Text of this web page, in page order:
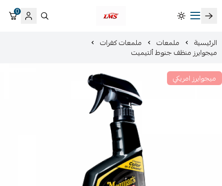
متجر لمسات الشرقية لزينة سيارات LMS
0
الرئيسية ملمعات ملمعات كفرات
ميجوايرز منظف جنوط ألتيميت
ميجوايرز امريكي